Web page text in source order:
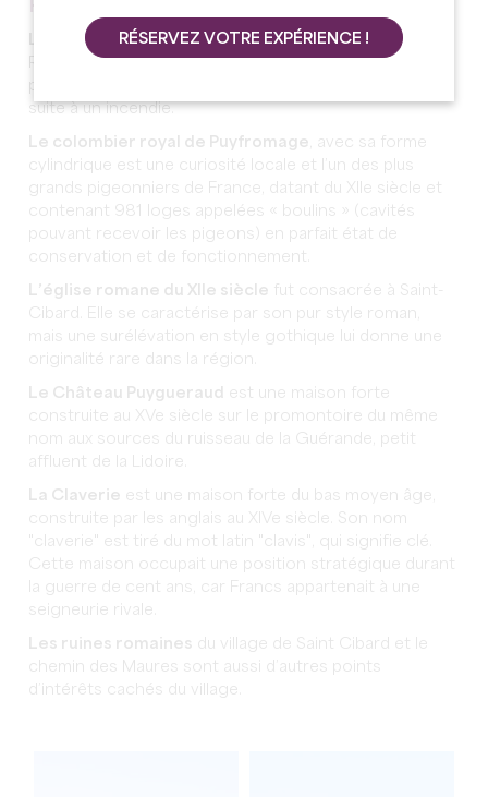
Le château de Puyfromageest d’époque
poutre maîtresse de la charpente, lors de sa réfection
suite à un incendie.
Le colombier royal de Puyfromage , avec sa forme
cylindrique est une curiosité locale et l’un des plus
grands pigeonniers de France, datant du XIIe siècle et
contenant 981 loges appelées « boulins » (cavités
pouvant recevoir les pigeons) en parfait état de
conservation et de fonctionnement.
L’église romane du XIIe siècle fut consacrée à Saint-
Cibard. Elle se caractérise par son pur style roman,
mais une surélévation en style gothique lui donne une
originalité rare dans la région.
Le Château Puygueraud est une maison forte
construite au XVe siècle sur le promontoire du même
nom aux sources du ruisseau de la Guérande, petit
affluent de la Lidoire.
La Claverie est une maison forte du bas moyen âge,
construite par les anglais au XIVe siècle. Son nom
"claverie" est tiré du mot latin "clavis", qui signifie clé.
Cette maison occupait une position stratégique durant
la guerre de cent ans, car Francs appartenait à une
seigneurie rivale.
Les ruines romaines du village de Saint Cibard et le
chemin des Maures sont aussi d’autres points
d’intérêts cachés du village.
RÉSERVEZ VOTRE EXPÉRIENCE !